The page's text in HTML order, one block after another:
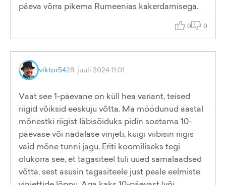
päeva võrra pikema Rumeenias kakerdamisega.
0 0
viktor5428. juuli 2024 11:01
Vaat see 1-päevane on küll hea variant, teised
riigid võiksid eeskuju võtta. Ma möödunud aastal
mõnestki riigist läbisõiduks pidin soetama 10-
päevase või nädalase vinjeti, kuigi viibisin riigis
vaid mõne tunni jagu. Eriti koomiliseks tegi
olukorra see, et tagasiteel tuli uued samalaadsed
võtta, sest asusin tagasiteele just peale eelmiste